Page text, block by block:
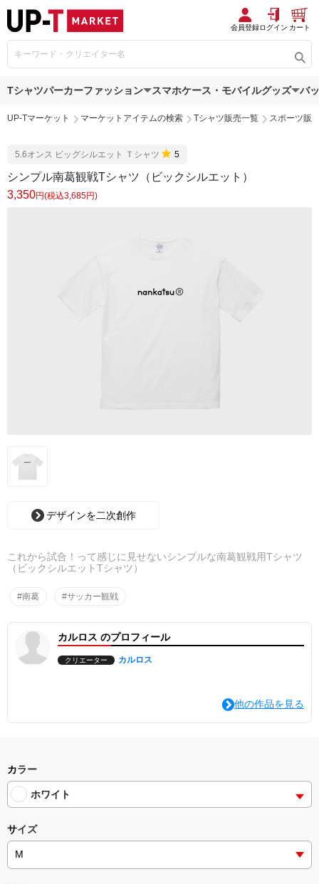
会員登録ログイン カート
Tシャツパーカーファッション スマホケース・モバイルグッズ バ
UP-Tマーケット マーケットアイテムの検索 Tシャツ販売一覧 スポーツ販
5.6オンス ビッグシルエット Ｔシャツ 5
シンプル南葛観戦Tシャツ（ビックシルエット）
3,350円(税込3,685円)
デザインを二次創作
これから試合！って感じに見せないシンプルな南葛観戦用Tシャツ
（ビックシルエットTシャツ）
#南葛 #サッカー観戦
カルロス のプロフィール
クリエーター カルロス
他の作品を見る
カラー
ホワイト
サイズ